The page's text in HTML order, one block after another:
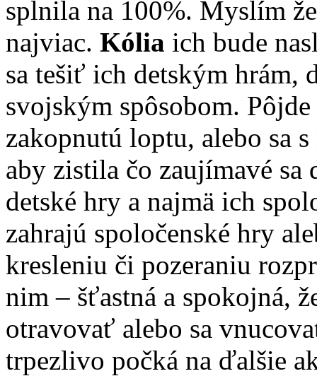
splnila na 100%. Myslím
najviac. Kólia ich bude
sa tešiť ich detským hrám,
svojským spôsobom.
zakopnutú loptu, alebo sa
aby zistila čo zaujímavé sa
detské hry a najmä ich
zahrajú spoločenské hry
kresleniu či pozeraniu
nim – šťastná a spokojná,
otravovať alebo sa
trpezlivo počká na ďalšie